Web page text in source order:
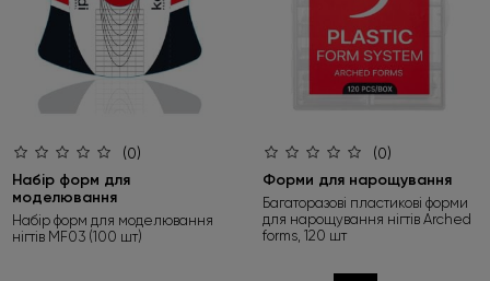
(0)
Набір форм для
моделювання
Набір форм для моделювання
нігтів MF03 (100 шт)
(0)
Форми для нарощування
Багаторазові пластикові форми
для нарощування нігтів Arched
forms, 120 шт